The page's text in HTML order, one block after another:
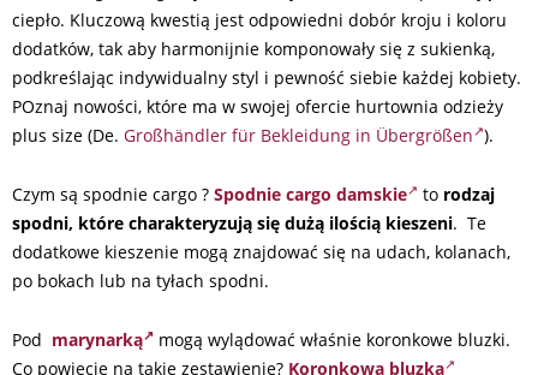
ciepło. Kluczową kwestią jest odpowiedni dobór kroju i koloru
dodatków, tak aby harmonijnie komponowały się z sukienką,
podkreślając indywidualny styl i pewność siebie każdej kobiety.
POznaj nowości, które ma w swojej ofercie hurtownia odzieży
plus size (De. Großhändler für Bekleidung in Übergrößen ).
Czym są spodnie cargo ? Spodnie cargo damskie to rodzaj
spodni, które charakteryzują się dużą ilością kieszeni. Te
dodatkowe kieszenie mogą znajdować się na udach, kolanach,
po bokach lub na tyłach spodni.
Pod marynarką
mogą wylądować właśnie koronkowe bluzki.
Co powiecie na takie zestawienie? Koronkowa bluzka